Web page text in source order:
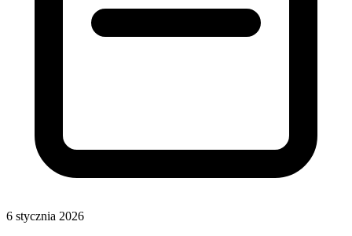
6 stycznia 2026